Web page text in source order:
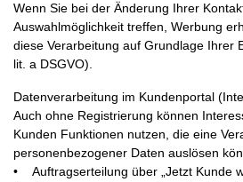
Wenn Sie bei der Änderung Ihrer
Auswahlmöglichkeit treffen, Werbung
diese Verarbeitung auf Grundlage Ihrer
lit. a DSGVO).
Datenverarbeitung im Kundenportal
Auch ohne Registrierung können
Kunden Funktionen nutzen, die eine
personenbezogener Daten auslösen
• Auftragserteilung über „Jetzt Kunde